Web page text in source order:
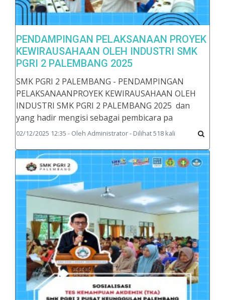
PENDAMPINGAN PELAKSANAAN PROYEK
KEWIRAUSAHAAN OLEH INDUSTRI SMK
PGRI 2 PALEMBANG 2025
SMK PGRI 2 PALEMBANG - PENDAMPINGAN
PELAKSANAANPROYEK KEWIRAUSAHAAN OLEH
INDUSTRI SMK PGRI 2 PALEMBANG 2025 dan
yang hadir mengisi sebagai pembicara pa
02/12/2025 12:35 - Oleh Administrator - Dilihat 518 kali